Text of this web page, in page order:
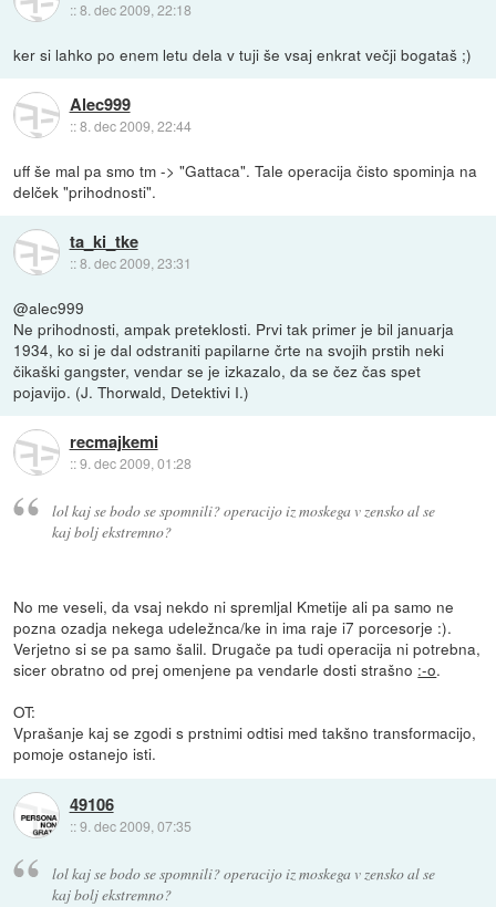
::8. dec 2009, 22:18
ker si lahko po enem letu dela v tuji še vsaj enkrat večji bogataš ;)
Alec999
::8. dec 2009, 22:44
uff še mal pa smo tm -> "Gattaca". Tale operacija čisto spominja na
delček "prihodnosti".
ta_ki_tke
::8. dec 2009, 23:31
@alec999
Ne prihodnosti, ampak preteklosti. Prvi tak primer je bil januarja
1934, ko si je dal odstraniti papilarne črte na svojih prstih neki
čikaški gangster, vendar se je izkazalo, da se čez čas spet
pojavijo. (J. Thorwald, Detektivi I.)
recmajkemi
::9. dec 2009, 01:28
lol kaj se bodo se spomnili? operacijo iz moskega v zensko al se
kaj bolj ekstremno?
No me veseli, da vsaj nekdo ni spremljal Kmetije ali pa samo ne
pozna ozadja nekega udeležnca/ke in ima raje i7 porcesorje :).
Verjetno si se pa samo šalil. Drugače pa tudi operacija ni potrebna,
sicer obratno od prej omenjene pa vendarle dosti strašno :-o.
OT:
Vprašanje kaj se zgodi s prstnimi odtisi med takšno transformacijo,
pomoje ostanejo isti.
49106
::9. dec 2009, 07:35
lol kaj se bodo se spomnili? operacijo iz moskega v zensko al se
kaj bolj ekstremno?